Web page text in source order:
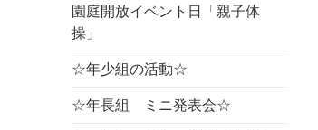
園庭開放イベント日「親子体
操」
☆年少組の活動☆
☆年長組 ミニ発表会☆